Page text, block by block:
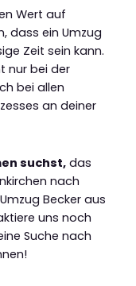
Wert auf
dass ein Umzug
Zeit sein kann.
nur bei der
bei allen
an deiner
suchst, das
nach
Becker aus
uns noch
Suche nach